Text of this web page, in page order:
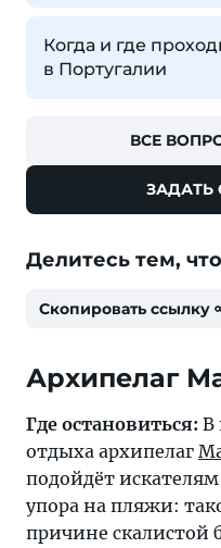
Когда и где
в Португалии
ВСЕ
ЗАДАТЬ
Делитесь тем,
Скопировать ссылку
Архипелаг
Где остановиться: В
отдыха архипелаг
подойдёт искателям
упора на пляжи:
причине скалистой